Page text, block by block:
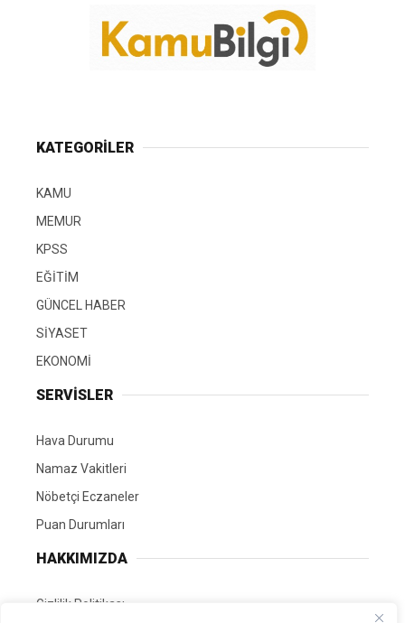
KATEGORİLER
KAMU
MEMUR
KPSS
EĞİTİM
GÜNCEL HABER
SİYASET
EKONOMİ
SERVİSLER
Hava Durumu
Namaz Vakitleri
Nöbetçi Eczaneler
Puan Durumları
HAKKIMIZDA
Gizlilik Politikası